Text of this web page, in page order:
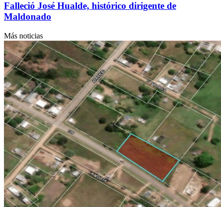
Falleció José Hualde, histórico dirigente de
Maldonado
Más noticias